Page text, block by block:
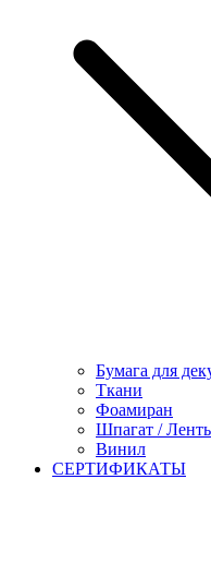
Бумага для
Ткани
Фоамиран
Шпагат /
Винил
СЕРТИФИКАТЫ